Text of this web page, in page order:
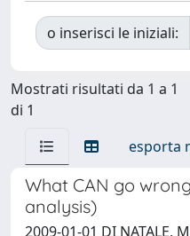
o inserisci le iniziali:
Mostrati risultati da 1 a 1
di 1
esporta
What CAN go
analysis)
2009-01-01 DI NATALE,